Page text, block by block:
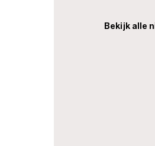
Bekijk alle